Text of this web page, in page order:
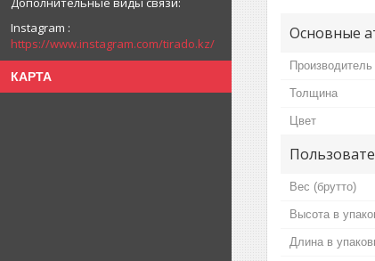
Instagram
https://www.instagram.com/tirado.kz/
КАРТА
Основные
Производитель
Толщина
Цвет
Вес (брутто)
Высота в
Длина в